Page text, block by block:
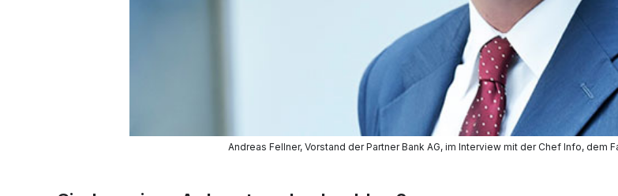
Andreas Fellner, Vorstand der Partner Bank AG, im Interview mit der Chef Info, dem